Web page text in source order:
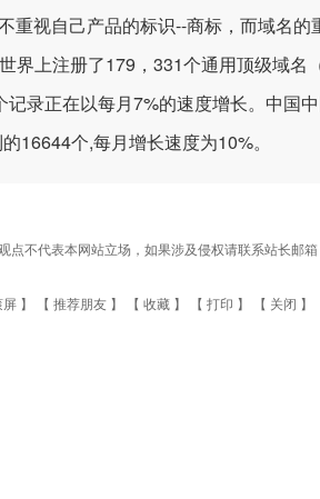
重视自己产品的标识--商标，而域名的
界上注册了179，331个通用顶级域名
录正在以每月7%的速度增长。中国
16644个,每月增长速度为10%。
不代表本网站立场，如果涉及侵权请联系站长邮
屏 】 【 推荐朋友 】 【 收藏 】 【 打印 】 【 关闭 】